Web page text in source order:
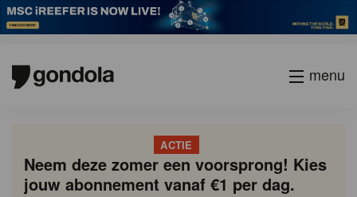
menu
ACTIE
Neem deze zomer een voorsprong! Kies
jouw abonnement vanaf €1 per dag.